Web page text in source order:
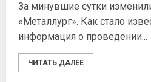
За минувшие сутки
«Металлург». Как стало
информация о проведении...
ЧИТАТЬ ДАЛЕЕ